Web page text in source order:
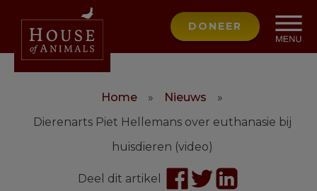
DONEER
Home » Nieuws
»
Dierenarts Piet Hellemans over euthanasie bij
huisdieren (video)
Deel dit artikel